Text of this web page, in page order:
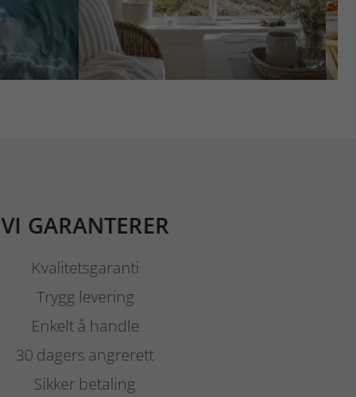
VI GARANTERER
Kvalitetsgaranti
Trygg levering
Enkelt å handle
30 dagers angrerett
Sikker betaling